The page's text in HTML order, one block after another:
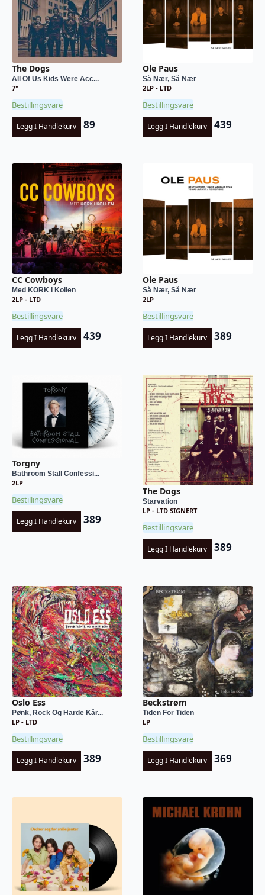
The Dogs
All Of Us Kids Were Acc...
7"
Bestillingsvare
Legg I Handlekurv 89
Ole Paus
Så Nær, Så Nær
2LP - LTD
Bestillingsvare
Legg I Handlekurv 439
CC Cowboys
Med KORK I Kollen
2LP - LTD
Bestillingsvare
Legg I Handlekurv 439
Ole Paus
Så Nær, Så Nær
2LP
Bestillingsvare
Legg I Handlekurv 389
Torgny
Bathroom Stall Confessi...
2LP
Bestillingsvare
Legg I Handlekurv 389
The Dogs
Starvation
LP - LTD SIGNERT
Bestillingsvare
Legg I Handlekurv 389
Oslo Ess
Pønk, Rock Og Harde Kår...
LP - LTD
Bestillingsvare
Legg I Handlekurv 389
Beckstrøm
Tiden For Tiden
LP
Bestillingsvare
Legg I Handlekurv 369